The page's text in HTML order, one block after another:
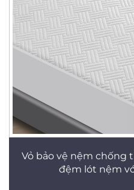
Vỏ bảo vệ nệm chống
đệm lót nệm